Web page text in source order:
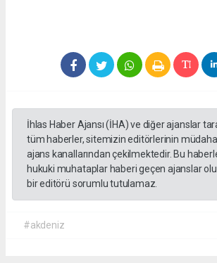
İhlas Haber Ajansı (İHA) ve diğer ajanslar
tüm haberler, sitemizin editörlerinin
ajans kanallarından çekilmektedir. Bu
hukuki muhataplar haberi geçen ajanslar
bir editörü sorumlu tutulamaz.
#akdeniz